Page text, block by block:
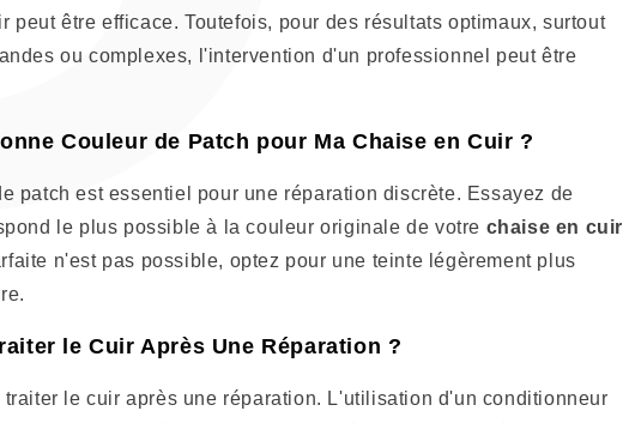
peut être efficace. Toutefois, pour des résultats optimaux, surtout
ou complexes, l'intervention d'un professionnel peut être
Couleur de Patch pour Ma Chaise en Cuir ?
patch est essentiel pour une réparation discrète. Essayez de
le plus possible à la couleur originale de votre chaise en cuir
n'est pas possible, optez pour une teinte légèrement plus
le Cuir Après Une Réparation ?
le cuir après une réparation. L'utilisation d'un conditionneur